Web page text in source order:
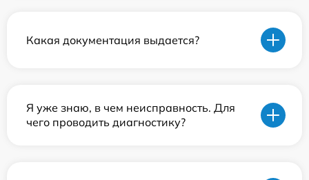
Какая документация выдается?
Я уже знаю, в чем неисправность. Для
чего проводить диагностику?